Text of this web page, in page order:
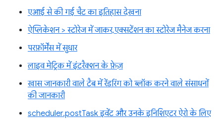
एआई से की गई चैट का इतिहास देखना
ऐप्लिकेशन > स्टोरेज में जाकर, एक्सटेंशन का स्टोरेज मैनेज करना
परफ़ॉर्मेंस में सुधार
लाइव मेट्रिक में इंटरैक्शन के फ़ेज़
खास जानकारी वाले टैब में रेंडरिंग को ब्लॉक करने वाले संसाधनों
की जानकारी
scheduler.postTask इवेंट और उनके इनिशिएटर ऐरो के लिए